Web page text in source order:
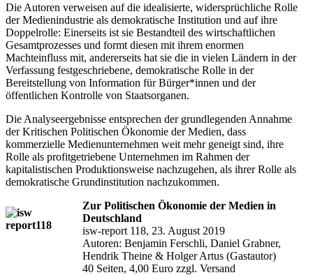
Die Autoren verweisen auf die idealisierte, widersprüchliche Rolle
der Medienindustrie als demokratische Institution und auf ihre
Doppelrolle: Einerseits ist sie Bestandteil des wirtschaftlichen
Gesamtprozesses und formt diesen mit ihrem enormen
Machteinfluss mit, andererseits hat sie die in vielen Ländern in der
Verfassung festgeschriebene, demokratische Rolle in der
Bereitstellung von Information für Bürger*innen und der
öffentlichen Kontrolle von Staatsorganen.
Die Analyseergebnisse entsprechen der grundlegenden Annahme
der Kritischen Politischen Ökonomie der Medien, dass
kommerzielle Medienunternehmen weit mehr geneigt sind, ihre
Rolle als profitgetriebene Unternehmen im Rahmen der
kapitalistischen Produktionsweise nachzugehen, als ihrer Rolle als
demokratische Grundinstitution nachzukommen.
Zur Politischen Ökonomie der Medien in
Deutschland
isw-report 118, 23. August 2019
Autoren: Benjamin Ferschli, Daniel Grabner,
Hendrik Theine & Holger Artus (Gastautor)
40 Seiten, 4,00 Euro zzgl. Versand